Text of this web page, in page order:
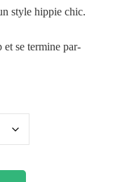
style hippie chic.
et se termine par-